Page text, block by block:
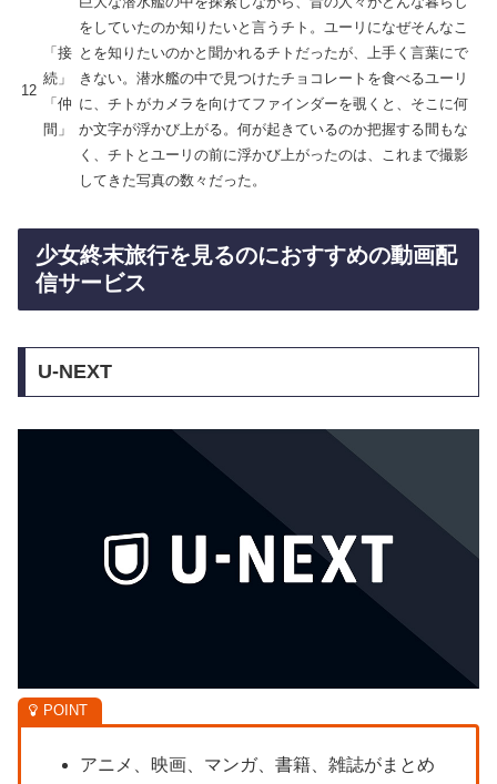
12
「接
続」
「仲
間」
をしていたのか知りたいと言うチト。ユーリになぜそんなこ
とを知りたいのかと聞かれるチトだったが、上手く言葉にで
きない。潜水艦の中で見つけたチョコレートを食べるユーリ
に、チトがカメラを向けてファインダーを覗くと、そこに何
か文字が浮かび上がる。何が起きているのか把握する間もな
く、チトとユーリの前に浮かび上がったのは、これまで撮影
してきた写真の数々だった。
少女終末旅行を見るのにおすすめの動画配
信サービス
U-NEXT
アニメ、映画、マンガ、書籍、雑誌がまとめ